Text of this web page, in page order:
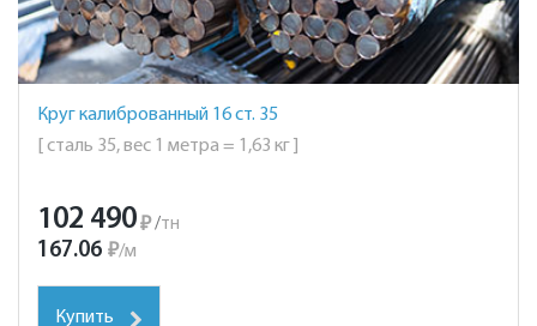
Круг калиброванный 16 ст. 35
[ сталь 35, вес 1 метра = 1,63 кг ]
102 490₽ /тн
167.06 ₽/м
Купить